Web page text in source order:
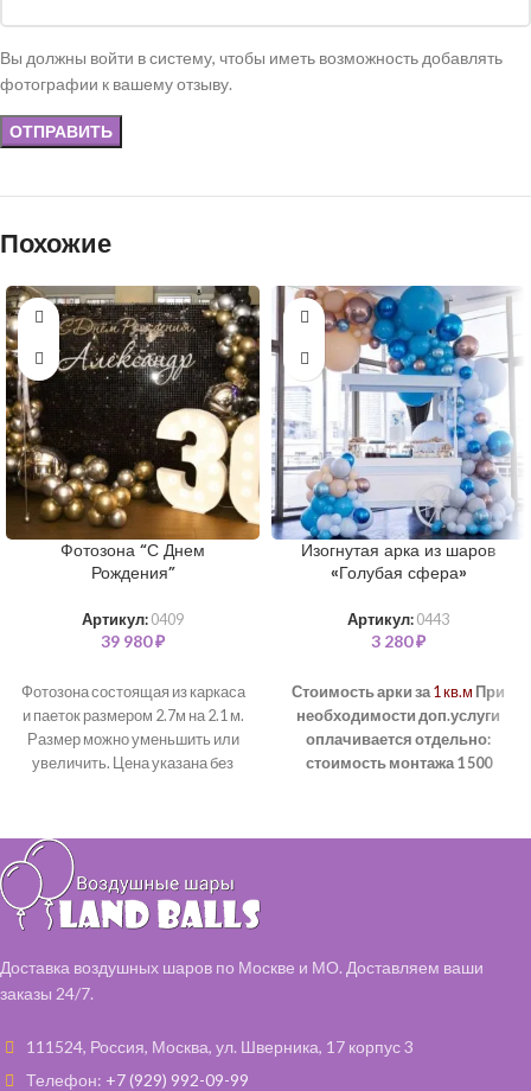
Вы должны войти в систему, чтобы иметь возможность добавлять
фотографии к вашему отзыву.
Похожие
Фотозона “С Днем
Рождения”
Артикул: 0409
39 980₽
Фотозона состоящая из каркаса
и паеток размером 2.7м на 2.1 м.
Размер можно уменьшить или
увеличить. Цена указана без
срок. Уточняйте у менеджера.
Изогнутая арка из шаров
«Голубая сфера»
Артикул: 0443
3 280₽
Стоимость арки за1 кв.м При
необходимости доп.услуги
оплачивается отдельно:
стоимость монтажа 1 500
стоимость демонтажа 500
Доставка воздушных шаров по Москве и МО. Доставляем ваши
заказы 24/7.
111524, Россия, Москва, ул. Шверника, 17 корпус 3
Телефон: +7 (929) 992-09-99